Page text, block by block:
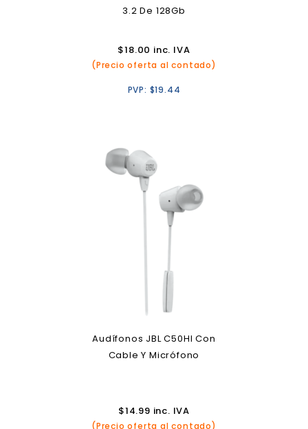
3.2 De 128Gb
$18.00 inc. IVA
(Precio oferta al contado)
PVP: $19.44
Audífonos JBL C50HI Con
Cable Y Micrófono
$14.99 inc. IVA
(Precio oferta al contado)